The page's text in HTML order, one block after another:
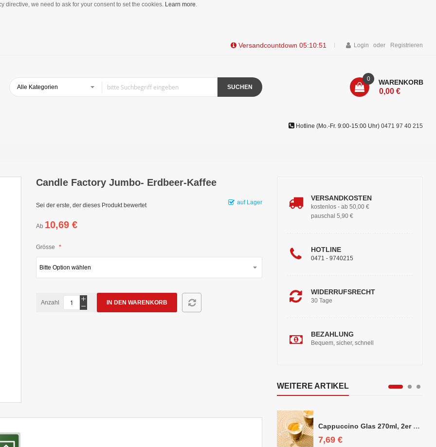
directive, we need to ask for your consent to set the cookies. Learn more.
Login Registrieren
Versandcountdown 05:10:51
SUCHEN
WARENKORB
0
0,00 €
Hotline (Mo.-Fr. 9:00-15:00 Uhr) 0471 97 40 215
Candle Factory Jumbo- Erdbeer-Kaffee
auf Lager
Sei der erste, der dieses Produkt bewertet
Ab 10,69 €
Grösse
Anzahl IN DEN WARENKORB
VERSANDKOSTEN
kostenlos - ab 50,00 €
pauschal 5,90 €
HOTLINE
0471 - 9740215
WIDERRUFSRECHT
30 Tage
BEZAHLUNG
Bequem, sicher, schnell
WEITERE ARTIKEL
Cappuccino Glas 270ml, 2er Set doppelwandig, ca. 8,5 x 10cm
7,69 €